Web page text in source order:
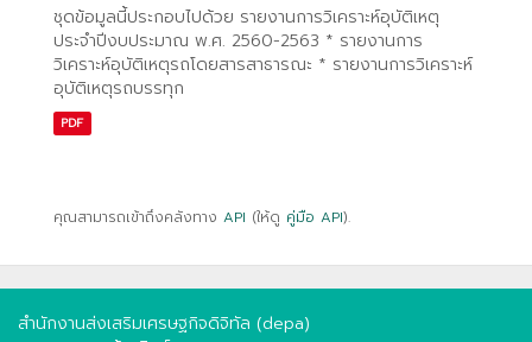
ชุดข้อมูลนี้ประกอบไปด้วย รายงานการวิเคราะห์อุบัติเหตุ
ประจำปีงบประมาณ พ.ศ. 2560-2563 * รายงานการ
วิเคราะห์อุบัติเหตุรถโดยสารสาธารณะ * รายงานการวิเคราะห์
อุบัติเหตุรถบรรทุก
PDF
คุณสามารถเข้าถึงคลังทาง API (ให้ดู คู่มือ API).
สำนักงานส่งเสริมเศรษฐกิจดิจิทัล (depa)